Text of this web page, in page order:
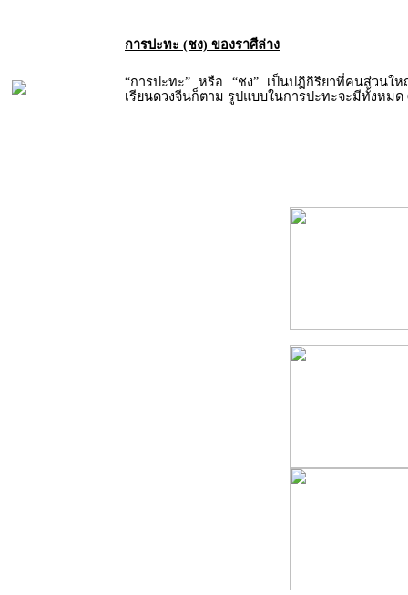
การปะทะ (ชง) ของราศีล่าง
“การปะทะ” หรือ “ชง” เป็นปฎิกิริยาที่คนส่วนใ
เรียนดวงจีนก็ตาม รูปแบบในการปะทะจะมีทั้งหมด